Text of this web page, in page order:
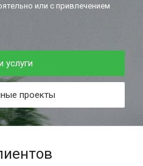
или с привлечением
услуги
проекты